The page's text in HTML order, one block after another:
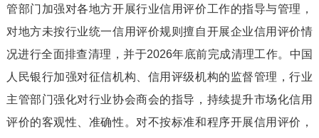
管部门加强对各地方开展行业信用评价工作的指导与管理，
对地方未按行业统一信用评价规则擅自开展企业信用评价情
况进行全面排查清理，并于2026年底前完成清理工作。中国
人民银行加强对征信机构、信用评级机构的监督管理，行业
主管部门强化对行业协会商会的指导，持续提升市场化信用
评价的客观性、准确性。对不按标准和程序开展信用评价，